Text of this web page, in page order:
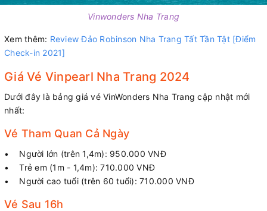
Vinwonders Nha Trang
Xem thêm: Review Đảo Robinson Nha Trang Tất Tần Tật [Điểm
Check-in 2021]
Giá Vé Vinpearl Nha Trang 2024
Dưới đây là bảng giá vé VinWonders Nha Trang cập nhật mới
nhất:
Vé Tham Quan Cả Ngày
• Người lớn (trên 1,4m): 950.000 VNĐ
• Trẻ em (1m - 1,4m): 710.000 VNĐ
• Người cao tuổi (trên 60 tuổi): 710.000 VNĐ
Vé Sau 16h